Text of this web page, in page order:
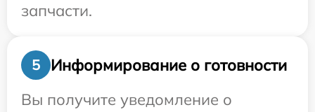
запчасти.
5
Информирование о готовности
Вы получите уведомление о